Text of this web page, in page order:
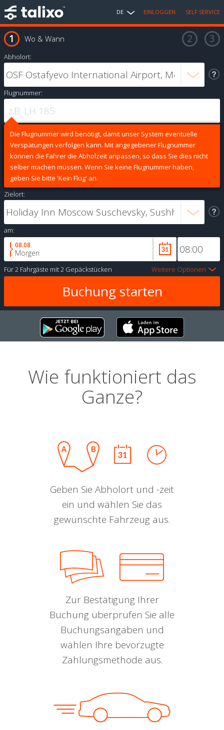
DE EINLOGGEN SELF SERVICE
Wo & Wann
Abholort:
Flugnummer:
Die Flugnummer wird benötigt, damit unser System eventuelle
Verspätungen verfolgen kann. Mit angegebener Flugnummer
können die Fahrer die Abholzeit anpassen, so dass Sie dies nicht
selber machen müssen. Wenn Sie keine Flugnummer haben,
geben Sie bitte 'Kein Flug' an.
Zielort:
am:
08.08
Morgen
Für2 Fahrgäste mit2 Gepäckstücken Weitere Optionen
Wie funktioniert das
Ganze?
Geben Sie Abholort und -zeit
ein und wählen Sie das
gewünschte Fahrzeug aus.
Zur Bestätigung Ihrer
Buchung überprüfen Sie alle
Buchungsangaben und
wählen Ihre bevorzugte
Zahlungsmethode aus.